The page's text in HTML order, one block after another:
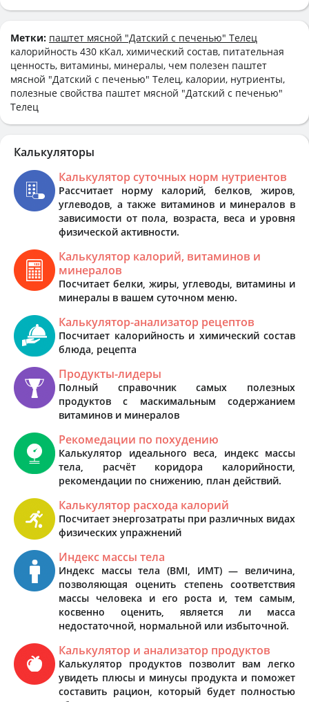
Метки: паштет мясной "Датский с печенью" Телец
калорийность 430 кКал, химический состав, питательная
ценность, витамины, минералы, чем полезен паштет
мясной "Датский с печенью" Телец, калории, нутриенты,
полезные свойства паштет мясной "Датский с печенью"
Телец
Калькуляторы
Калькулятор суточных норм нутриентов
Рассчитает норму калорий, белков, жиров,
углеводов, а также витаминов и минералов в
зависимости от пола, возраста, веса и уровня
физической активности.
Калькулятор калорий, витаминов и
минералов
Посчитает белки, жиры, углеводы, витамины и
минералы в вашем суточном меню.
Калькулятор-анализатор рецептов
Посчитает калорийность и химический состав
блюда, рецепта
Продукты-лидеры
Полный справочник самых полезных
продуктов с маскимальным содержанием
витаминов и минералов
Рекомедации по похудению
Калькулятор идеального веса, индекс массы
тела, расчёт коридора калорийности,
рекомендации по снижению, план действий.
Калькулятор расхода калорий
Посчитает энергозатраты при различных видах
физических упражнений
Индекс массы тела
Индекс массы тела (BMI, ИМТ) — величина,
позволяющая оценить степень соответствия
массы человека и его роста и, тем самым,
косвенно оценить, является ли масса
недостаточной, нормальной или избыточной.
Калькулятор и анализатор продуктов
Калькулятор продуктов позволит вам легко
увидеть плюсы и минусы продукта и поможет
составить рацион, который будет полностью